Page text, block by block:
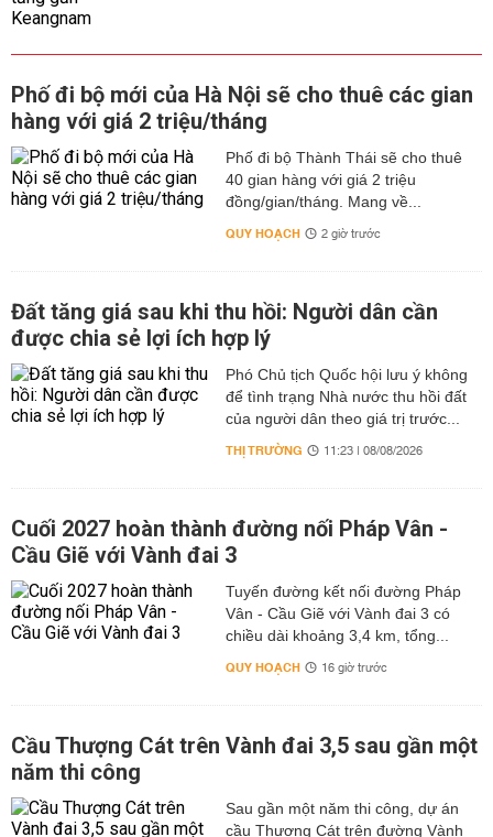
Phố đi bộ mới của Hà Nội sẽ cho thuê các gian
hàng với giá 2 triệu/tháng
Phố đi bộ Thành Thái sẽ cho thuê
40 gian hàng với giá 2 triệu
đồng/gian/tháng. Mang về...
QUY HOẠCH 2 giờ trước
Đất tăng giá sau khi thu hồi: Người dân cần
được chia sẻ lợi ích hợp lý
Phó Chủ tịch Quốc hội lưu ý không
để tình trạng Nhà nước thu hồi đất
của người dân theo giá trị trước...
THỊ TRƯỜNG 11:23 | 08/08/2026
Cuối 2027 hoàn thành đường nối Pháp Vân -
Cầu Giẽ với Vành đai 3
Tuyến đường kết nối đường Pháp
Vân - Cầu Giẽ với Vành đai 3 có
chiều dài khoảng 3,4 km, tổng...
QUY HOẠCH 16 giờ trước
Cầu Thượng Cát trên Vành đai 3,5 sau gần một
năm thi công
Sau gần một năm thi công, dự án
cầu Thượng Cát trên đường Vành